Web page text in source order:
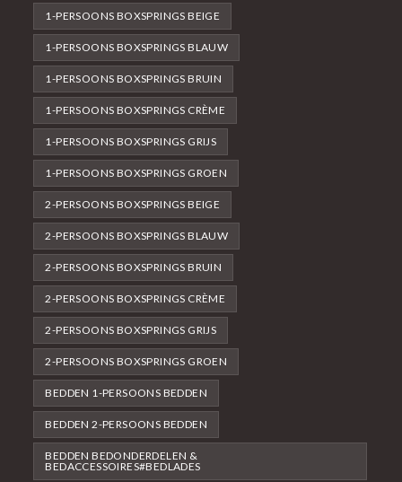
1-PERSOONS BOXSPRINGS BEIGE
1-PERSOONS BOXSPRINGS BLAUW
1-PERSOONS BOXSPRINGS BRUIN
1-PERSOONS BOXSPRINGS CRÈME
1-PERSOONS BOXSPRINGS GRIJS
1-PERSOONS BOXSPRINGS GROEN
2-PERSOONS BOXSPRINGS BEIGE
2-PERSOONS BOXSPRINGS BLAUW
2-PERSOONS BOXSPRINGS BRUIN
2-PERSOONS BOXSPRINGS CRÈME
2-PERSOONS BOXSPRINGS GRIJS
2-PERSOONS BOXSPRINGS GROEN
BEDDEN 1-PERSOONS BEDDEN
BEDDEN 2-PERSOONS BEDDEN
BEDDEN BEDONDERDELEN &
BEDACCESSOIRES#BEDLADES